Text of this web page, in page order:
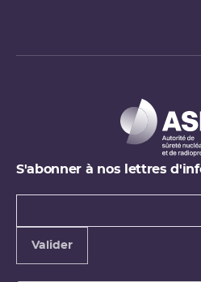
S'abonner à nos lettres
Types de
Valider